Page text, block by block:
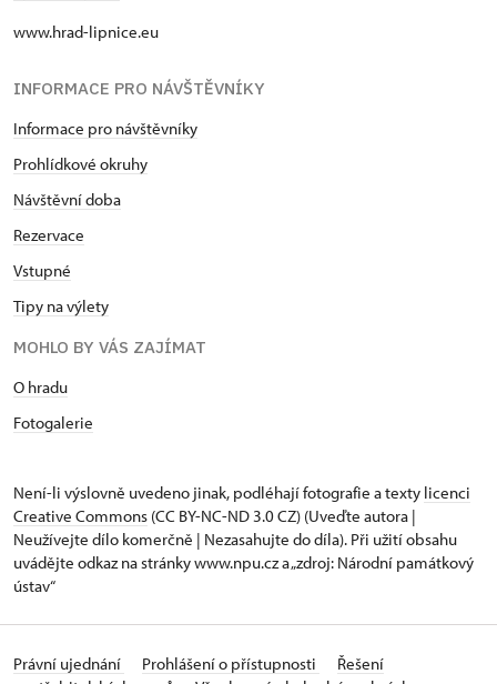
www.hrad-lipnice.eu
INFORMACE PRO NÁVŠTĚVNÍKY
Informace pro návštěvníky
Prohlídkové okruhy
Návštěvní doba
Rezervace
Vstupné
Tipy na výlety
MOHLO BY VÁS ZAJÍMAT
O hradu
Fotogalerie
Není-li výslovně uvedeno jinak, podléhají fotografie a texty licenci
Creative Commons (CC BY-NC-ND 3.0 CZ) (Uveďte autora |
Neužívejte dílo komerčně | Nezasahujte do díla). Při užití obsahu
uvádějte odkaz na stránky www.npu.cz a „zdroj: Národní památkový
ústav“
Právní ujednání Prohlášení o přístupnosti
Řešení